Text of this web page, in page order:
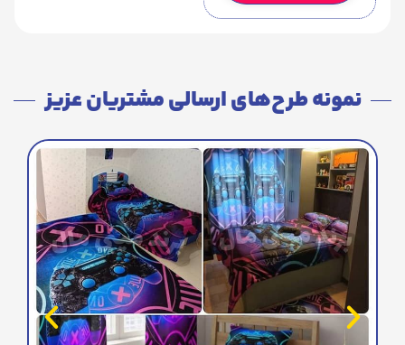
نمونه طرح‌های ارسالی مشتریان عزیز